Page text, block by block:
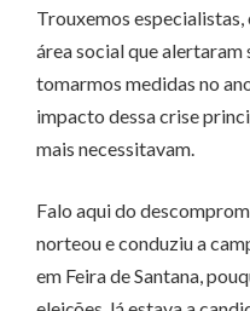
Trouxemos
área social que alertaram
tomarmos medidas no
impacto dessa crise
mais necessitavam.
Falo aqui do
norteou e conduziu a
em Feira de Santana,